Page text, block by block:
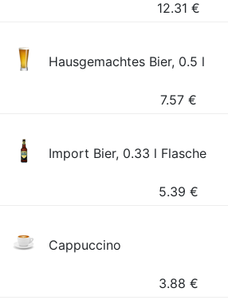
12.31 €
Hausgemachtes Bier, 0.5 l
7.57 €
Import Bier, 0.33 l Flasche
5.39 €
Cappuccino
3.88 €